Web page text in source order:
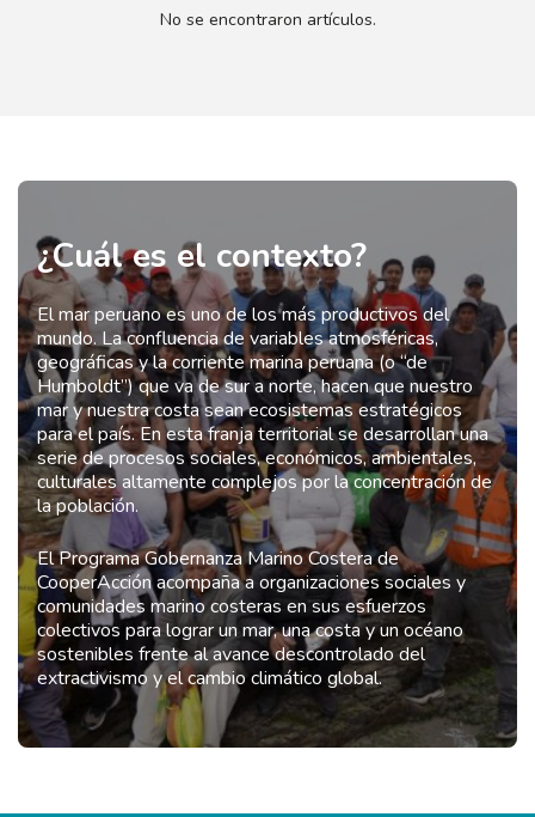
No se encontraron artículos.
¿Cuál es el contexto?
El mar peruano es uno de los más productivos del
mundo. La confluencia de variables atmosféricas,
geográficas y la corriente marina peruana (o “de
Humboldt”) que va de sur a norte, hacen que nuestro
mar y nuestra costa sean ecosistemas estratégicos
para el país. En esta franja territorial se desarrollan una
serie de procesos sociales, económicos, ambientales,
culturales altamente complejos por la concentración de
la población.
El Programa Gobernanza Marino Costera de
CooperAcción acompaña a organizaciones sociales y
comunidades marino costeras en sus esfuerzos
colectivos para lograr un mar, una costa y un océano
sostenibles frente al avance descontrolado del
extractivismo y el cambio climático global.